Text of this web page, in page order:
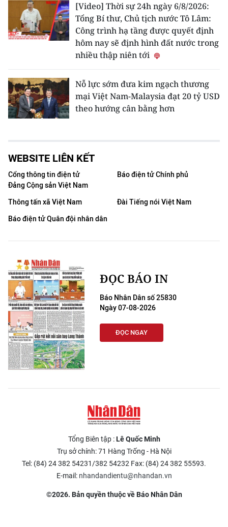
[Video] Thời sự 24h ngày 6/8/2026:
Tổng Bí thư, Chủ tịch nước Tô Lâm:
Công trình hạ tầng được quyết định
hôm nay sẽ định hình đất nước trong
nhiều thập niên tới
Nỗ lực sớm đưa kim ngạch thương
mại Việt Nam-Malaysia đạt 20 tỷ USD
theo hướng cân bằng hơn
WEBSITE LIÊN KẾT
Cổng thông tin điện tử
Đảng Cộng sản Việt Nam
Báo điện tử Chính phủ
Thông tấn xã Việt Nam
Đài Tiếng nói Việt Nam
Báo điện tử Quân đội nhân dân
ĐỌC BÁO IN
Báo Nhân Dân số 25830
Ngày 07-08-2026
ĐỌC NGAY
Tổng Biên tập :Lê Quốc Minh
Trụ sở chính: 71 Hàng Trống - Hà Nội
Tel: (84) 24 382 54231/382 54232 Fax: (84) 24 382 55593.
E-mail: nhandandientu@nhandan.vn
©2026. Bản quyền thuộc về Báo Nhân Dân